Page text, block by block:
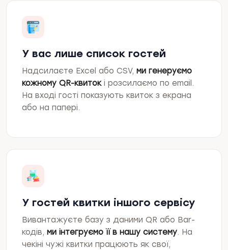
У вас лише список гостей
Надсилаєте Excel або CSV, ми генеруємо
кожному QR-квитокі розсилаємо по email.
На вході гості показують квиток з екрана
або на папері.
У гостей квитки іншого сервісу
Вивантажуєте базу з даними QR або Bar-
кодів, ми інтегруємо її в нашу систему. На
чекіні чужі квитки працюють як свої,